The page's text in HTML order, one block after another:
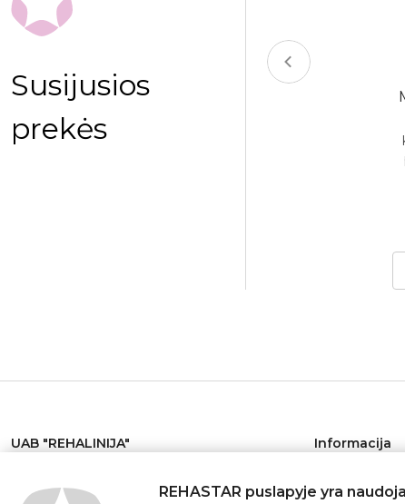
Susijusios
prekės
KUŠETĖ AFRODYTA I
I yra kušetė, naudojama tiek
UAB "REHALINIJA"
Informacija
REHASTAR puslapyje yra